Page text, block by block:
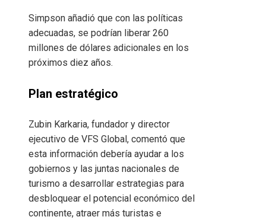
Simpson añadió que con las políticas
adecuadas, se podrían liberar 260
millones de dólares adicionales en los
próximos diez años.
Plan estratégico
Zubin Karkaria, fundador y director
ejecutivo de VFS Global, comentó que
esta información debería ayudar a los
gobiernos y las juntas nacionales de
turismo a desarrollar estrategias para
desbloquear el potencial económico del
continente, atraer más turistas e